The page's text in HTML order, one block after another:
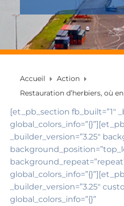
Accueil
Action
Restauration d’herbiers, où
[et_pb_section fb_built=”1″
_builder_version=”3.25″
_builder_version=”3.25″
global_colors_info=”{}”